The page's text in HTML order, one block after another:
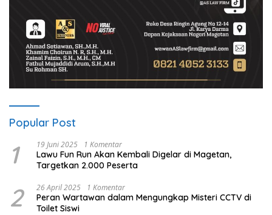
Popular Post
1 19 Juni 2025 1 Komentar
Lawu Fun Run Akan Kembali Digelar di Magetan,
Targetkan 2.000 Peserta
2 26 April 2025 1 Komentar
Peran Wartawan dalam Mengungkap Misteri CCTV di
Toilet Siswi